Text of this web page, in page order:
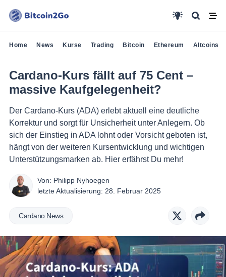
Home News Kurse Trading Bitcoin Ethereum Altcoins
Cardano-Kurs fällt auf 75 Cent –
massive Kaufgelegenheit?
Der Cardano-Kurs (ADA) erlebt aktuell eine deutliche
Korrektur und sorgt für Unsicherheit unter Anlegern. Ob
sich der Einstieg in ADA lohnt oder Vorsicht geboten ist,
hängt von der weiteren Kursentwicklung und wichtigen
Unterstützungsmarken ab. Hier erfährst Du mehr!
Von: Philipp Nyhoegen
letzte Aktualisierung: 28. Februar 2025
Cardano News